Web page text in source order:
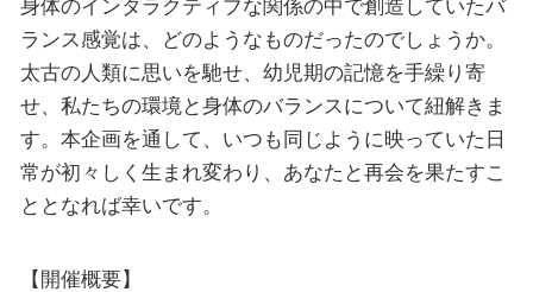
身体のインタラクティブな関係の中で創造していたバ
ランス感覚は、どのようなものだったのでしょうか。
太古の人類に思いを馳せ、幼児期の記憶を手繰り寄
せ、私たちの環境と身体のバランスについて紐解きま
す。本企画を通して、いつも同じように映っていた日
常が初々しく生まれ変わり、あなたと再会を果たすこ
ととなれば幸いです。
【開催概要】